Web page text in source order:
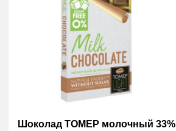
Шоколад ТОМЕР молочный 33%